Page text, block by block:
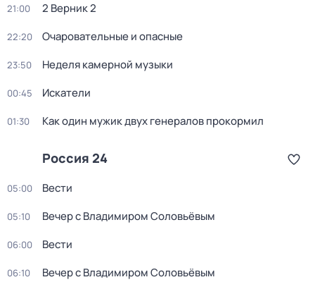
21:00 2 Верник 2
22:20 Очаровательные и опасные
23:50 Неделя камерной музыки
00:45 Искатели
01:30 Как один мужик двух генералов прокормил
Россия 24
05:00 Вести
05:10 Вечер с Владимиром Соловьёвым
06:00 Вести
06:10 Вечер с Владимиром Соловьёвым